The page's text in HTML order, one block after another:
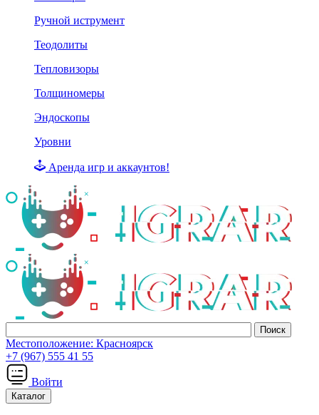
Ручной иструмент
Теодолиты
Тепловизоры
Толщиномеры
Эндоскопы
Уровни
Аренда игр и аккаунтов!
Местоположение: Красноярск
+7 (967) 555 41 55
Войти
Каталог